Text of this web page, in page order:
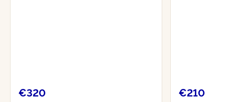
€320 €210